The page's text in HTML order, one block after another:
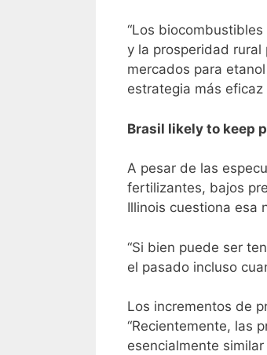
“Los
y la prosperidad rural
mercados para
estrategia más
Brasil likely to keep
A pesar de las
fertilizantes, bajos
Illinois cuestiona esa
“Si bien puede ser
el pasado incluso
Los incrementos de
“Recientemente, las
esencialmente